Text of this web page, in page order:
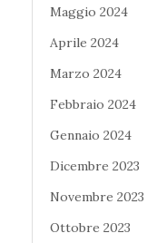
Maggio 2024
Aprile 2024
Marzo 2024
Febbraio 2024
Gennaio 2024
Dicembre 2023
Novembre 2023
Ottobre 2023